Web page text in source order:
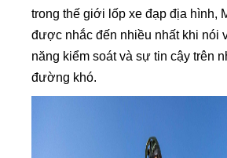
trong thế giới lốp xe đạp địa hình,
được nhắc đến nhiều nhất khi nói
năng kiểm soát và sự tin cậy trên
đường khó.